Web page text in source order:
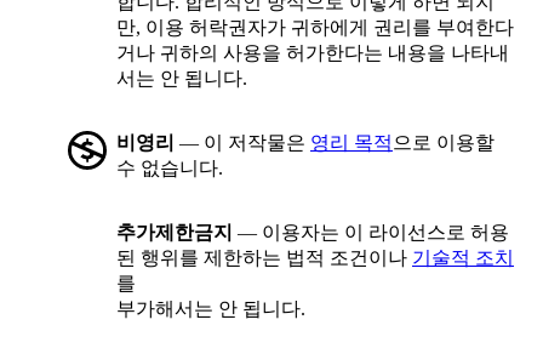
만, 이용 허락권자가 귀하에게 권리를 부여한다
거나 귀하의 사용을 허가한다는 내용을 나타내
서는 안 됩니다.
비영리 — 이 저작물은 영리 목적 으로 이용할
수 없습니다.
추가제한금지 — 이용자는 이 라이선스로 허용
된 행위를 제한하는 법적 조건이나 기술적 조치
를
부가해서는 안 됩니다.